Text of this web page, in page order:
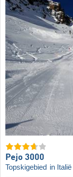
Pejo 3000
Topskigebied in Italië